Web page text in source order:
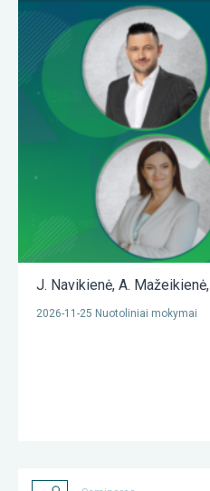
J. Navikienė, A. Mažeikienė,
2026-11-25 Nuotoliniai mokymai